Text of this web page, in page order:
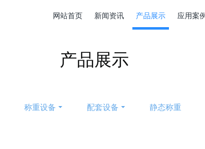
网站首页 新闻资讯 产品展示 应用案
产品展示
称重设备 配套设备 静态称重